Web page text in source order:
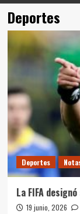
Deportes
Deportes
La FIFA
19 junio, 2026